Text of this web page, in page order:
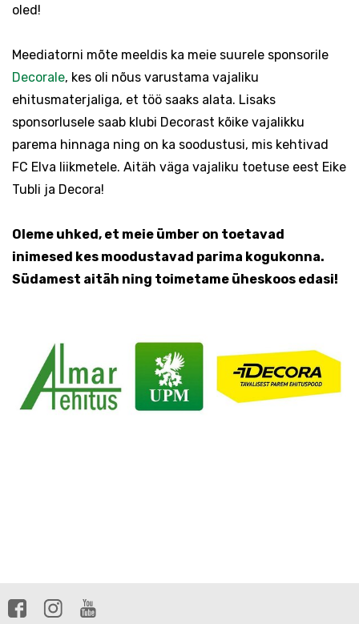
oled!
Meediatorni mõte meeldis ka meie suurele sponsorile
Decorale, kes oli nõus varustama vajaliku
ehitusmaterjaliga, et töö saaks alata. Lisaks
sponsorlusele saab klubi Decorast kõike vajalikku
parema hinnaga ning on ka soodustusi, mis kehtivad
FC Elva liikmetele. Aitäh väga vajaliku toetuse eest Eike
Tubli ja Decora!
Oleme uhked, et meie ümber on toetavad
inimesed kes moodustavad parima kogukonna.
Südamest aitäh ning toimetame üheskoos edasi!